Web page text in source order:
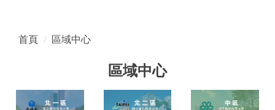
首頁 區域中心
區域中心